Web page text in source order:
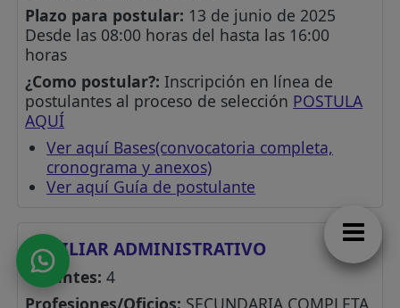
Plazo para postular: 13 de junio de 2025
Desde las 08:00 horas del hasta las 16:00
horas
¿Como postular?: Inscripción en línea de
postulantes al proceso de selección POSTULA
AQUÍ
Ver aquí Bases(convocatoria completa,
cronograma y anexos)
Ver aquí Guía de postulante
AUXILIAR ADMINISTRATIVO
Vacantes: 4